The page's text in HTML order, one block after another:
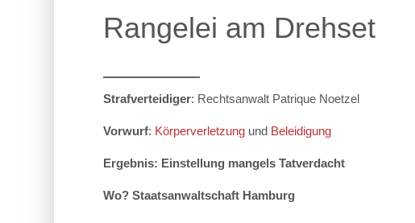
Rangelei am Drehset
Strafverteidiger: Rechtsanwalt Patrique Noetzel
Vorwurf: Körperverletzungund Beleidigung
Ergebnis: Einstellung mangels Tatverdacht
Wo? Staatsanwaltschaft Hamburg